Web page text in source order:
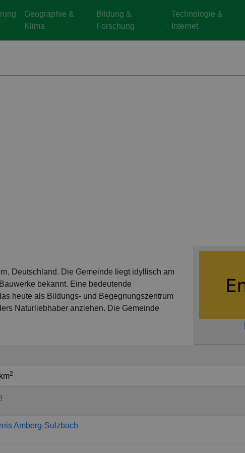
Geographie &
Klima
Bildung &
Forschung
Technologie &
Internet
Deutschland. Die Gemeinde liegt idyllisch am
bekannt. Eine bedeutende
heute als Bildungs- und Begegnungszentrum
Naturliebhaber anziehen. Die Gemeinde
2
Amberg-Sulzbach